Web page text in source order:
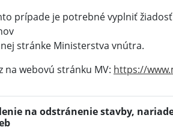
prípade je potrebné vyplniť
stránke Ministerstva vnútra.
na webovú stránku MV: https://
na odstránenie stavby,